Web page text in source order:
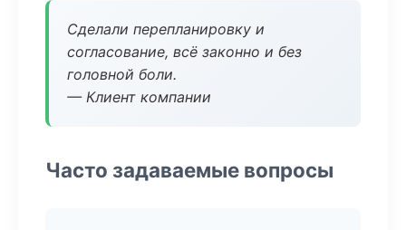
Сделали перепланировку и
согласование, всё законно и без
головной боли.
— Клиент компании
Часто задаваемые вопросы